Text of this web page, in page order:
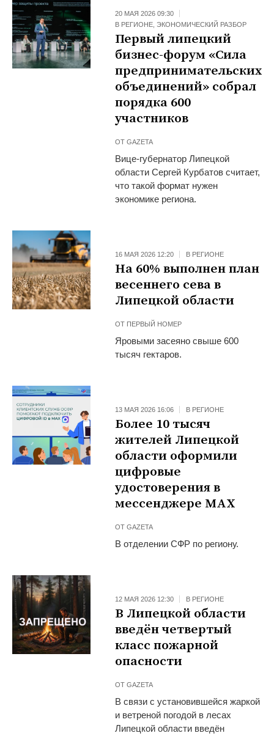
20 МАЯ 2026 09:30
В РЕГИОНЕ,ЭКОНОМИЧЕСКИЙ РАЗБОР
Первый липецкий
бизнес-форум «Сила
предпринимательских
объединений» собрал
порядка 600
участников
ОТGAZETA
Вице-губернатор Липецкой
области Сергей Курбатов считает,
что такой формат нужен
экономике региона.
16 МАЯ 2026 12:20 В РЕГИОНЕ
На 60% выполнен план
весеннего сева в
Липецкой области
ОТ ПЕРВЫЙ НОМЕР
Яровыми засеяно свыше 600
тысяч гектаров.
13 МАЯ 2026 16:06 В РЕГИОНЕ
Более 10 тысяч
жителей Липецкой
области оформили
цифровые
удостоверения в
мессенджере МАХ
ОТGAZETA
В отделении СФР по региону.
12 МАЯ 2026 12:30 В РЕГИОНЕ
В Липецкой области
введён четвертый
класс пожарной
опасности
ОТGAZETA
В связи с установившейся жаркой
и ветреной погодой в лесах
Липецкой области введён